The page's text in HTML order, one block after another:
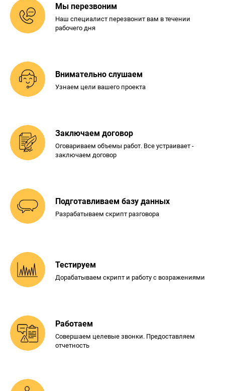
Мы перезвоним
Наш специалист перезвонит вам в течении
рабочего дня
Внимательно слушаем
Узнаем цели вашего проекта
Заключаем договор
Оговариваем объемы работ. Все устраивает -
заключаем договор
Подготавливаем базу данных
Разрабатываем скрипт разговора
Тестируем
Дорабатываем скрипт и работу с возражениями
Работаем
Совершаем целевые звонки. Предоставляем
отчетность